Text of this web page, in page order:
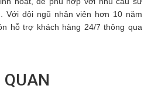
Với đội ngũ nhân viên hơn 10 năm
hỗ trợ khách hàng 24/7 thông qua